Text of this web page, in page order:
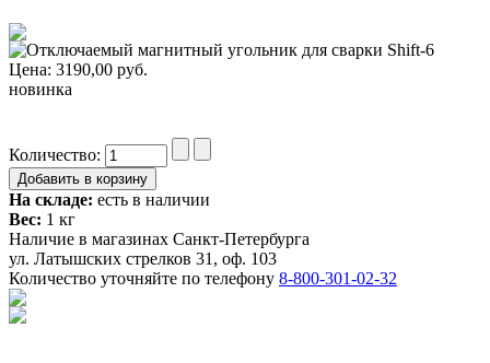
Цена: 3190,00 руб.
новинка
Количество:
На складе: есть в наличии
Вес: 1 кг
Наличие в магазинах Санкт-Петербурга
ул. Латышских стрелков 31, оф. 103
Количество уточняйте по телефону 8-800-301-02-32